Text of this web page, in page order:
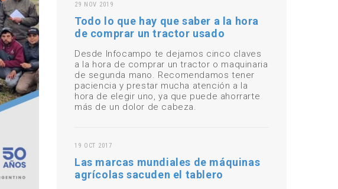
29 NOV 2019
Todo lo que hay que saber a la hora
de comprar un tractor usado
Desde Infocampo te dejamos cinco claves
a la hora de comprar un tractor o maquinaria
de segunda mano. Recomendamos tener
paciencia y prestar mucha atención a la
hora de elegir uno, ya que puede ahorrarte
más de un dolor de cabeza.
19 OCT 2017
Las marcas mundiales de máquinas
agrícolas sacuden el tablero